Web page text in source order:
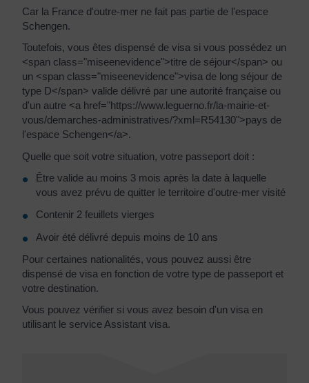
Car la France d'outre-mer ne fait pas partie de l'espace
Schengen.
Toutefois, vous êtes dispensé de visa si vous possédez un
<span class="miseenevidence">titre de séjour</span> ou
un <span class="miseenevidence">visa de long séjour de
type D</span> valide délivré par une autorité française ou
d'un autre <a href="https://www.leguerno.fr/la-mairie-et-
vous/demarches-administratives/?xml=R54130">pays de
l'espace Schengen</a>.
Quelle que soit votre situation, votre passeport doit :
Être valide au moins 3 mois après la date à laquelle
vous avez prévu de quitter le territoire d'outre-mer visité
Contenir 2 feuillets vierges
Avoir été délivré depuis moins de 10 ans
Pour certaines nationalités, vous pouvez aussi être
dispensé de visa en fonction de votre type de passeport et
votre destination.
Vous pouvez vérifier si vous avez besoin d'un visa en
utilisant le service Assistant visa.